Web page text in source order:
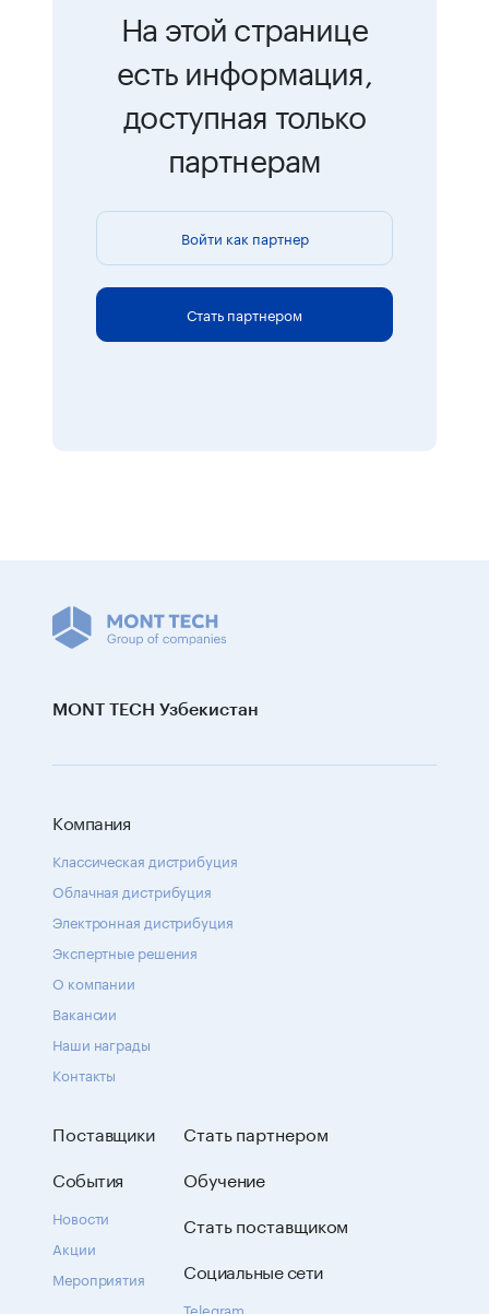
На этой странице
есть информация,
доступная только
партнерам
Войти как партнер
Стать партнером
MONT TECH Узбекистан
Компания
Классическая дистрибуция
Облачная дистрибуция
Электронная дистрибуция
Экспертные решения
О компании
Вакансии
Наши награды
Контакты
Поставщики
События
Новости
Акции
Мероприятия
Стать партнером
Обучение
Стать поставщиком
Социальные сети
Telegram